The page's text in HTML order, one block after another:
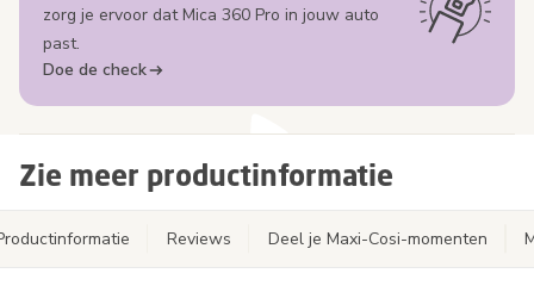
zorg je ervoor dat Mica 360 Pro in jouw auto
past.
Doe de check
Zie meer productinformatie
Reviews Deel je Maxi-Cosi-momenten